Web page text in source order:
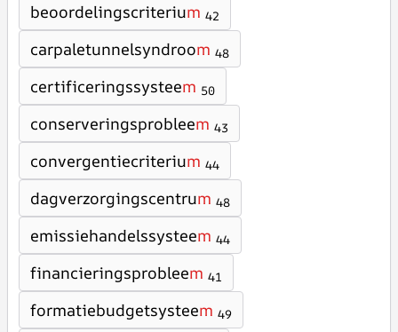
beoordelingscriterium 42
carpaletunnelsyndroom 48
certificeringssysteem 50
conserveringsprobleem 43
convergentiecriterium 44
dagverzorgingscentrum 48
emissiehandelssysteem 44
financieringsprobleem 41
formatiebudgetsysteem 49